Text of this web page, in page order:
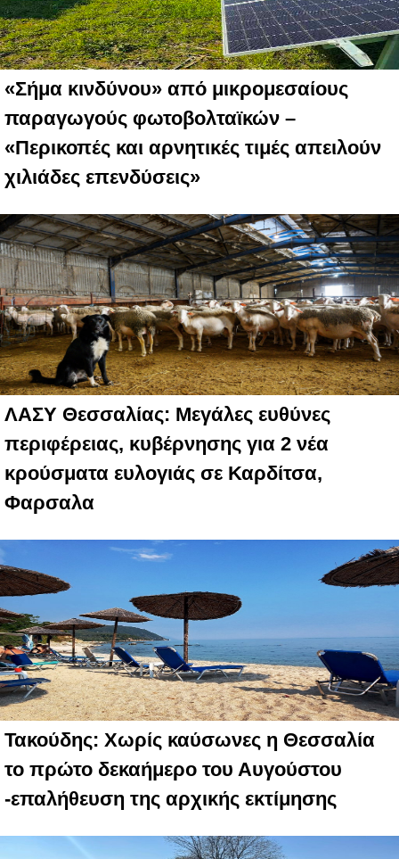
«Σήμα κινδύνου» από μικρομεσαίους
παραγωγούς φωτοβολταϊκών –
«Περικοπές και αρνητικές τιμές απειλούν
χιλιάδες επενδύσεις»
ΛΑΣΥ Θεσσαλίας: Μεγάλες ευθύνες
περιφέρειας, κυβέρνησης για 2 νέα
κρούσματα ευλογιάς σε Καρδίτσα,
Φαρσαλα
Τακούδης: Χωρίς καύσωνες η Θεσσαλία
το πρώτο δεκαήμερο του Αυγούστου
-επαλήθευση της αρχικής εκτίμησης